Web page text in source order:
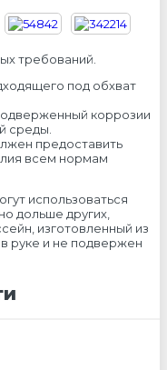
требований.
под обхват
коррозии
среды.
предоставить
всем нормам
использоваться
дольше других,
изготовленный из
руке и не подвержен